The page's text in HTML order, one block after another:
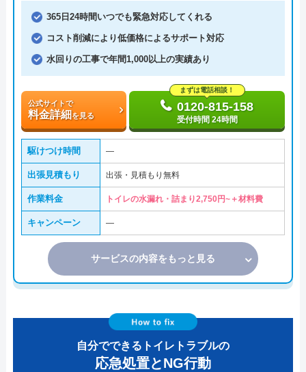
365日24時間いつでも緊急対応してくれる
コスト削減により低価格によるサポート対応
水回りの工事で年間1,000以上の実績あり
公式サイトで
料金詳細を見る
まずは電話相談！
0120-815-158
受付時間 24時間
駆けつけ時間 ―
出張見積もり 出張・見積もり無料
作業料金 トイレの水漏れ・詰まり2,750円~＋材料費
キャンペーン ―
サービスの内容をもっと見る
自分でできるトイレトラブルの
応急処置とNG行動